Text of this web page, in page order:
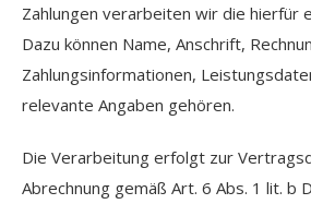
Zahlungen verarbeiten wir die hierfür
Dazu können Name, Anschrift,
Zahlungsinformationen,
relevante Angaben gehören.
Die Verarbeitung erfolgt zur
Abrechnung gemäß Art. 6 Abs. 1 lit. b